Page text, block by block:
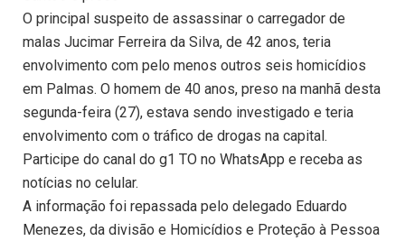
O principal suspeito de assassinar o carregador de
malas Jucimar Ferreira da Silva, de 42 anos, teria
envolvimento com pelo menos outros seis homicídios
em Palmas. O homem de 40 anos, preso na manhã desta
segunda-feira (27), estava sendo investigado e teria
envolvimento com o tráfico de drogas na capital.
Participe do canal do g1 TO no WhatsApp e receba as
notícias no celular.
A informação foi repassada pelo delegado Eduardo
Menezes, da divisão e Homicídios e Proteção à Pessoa